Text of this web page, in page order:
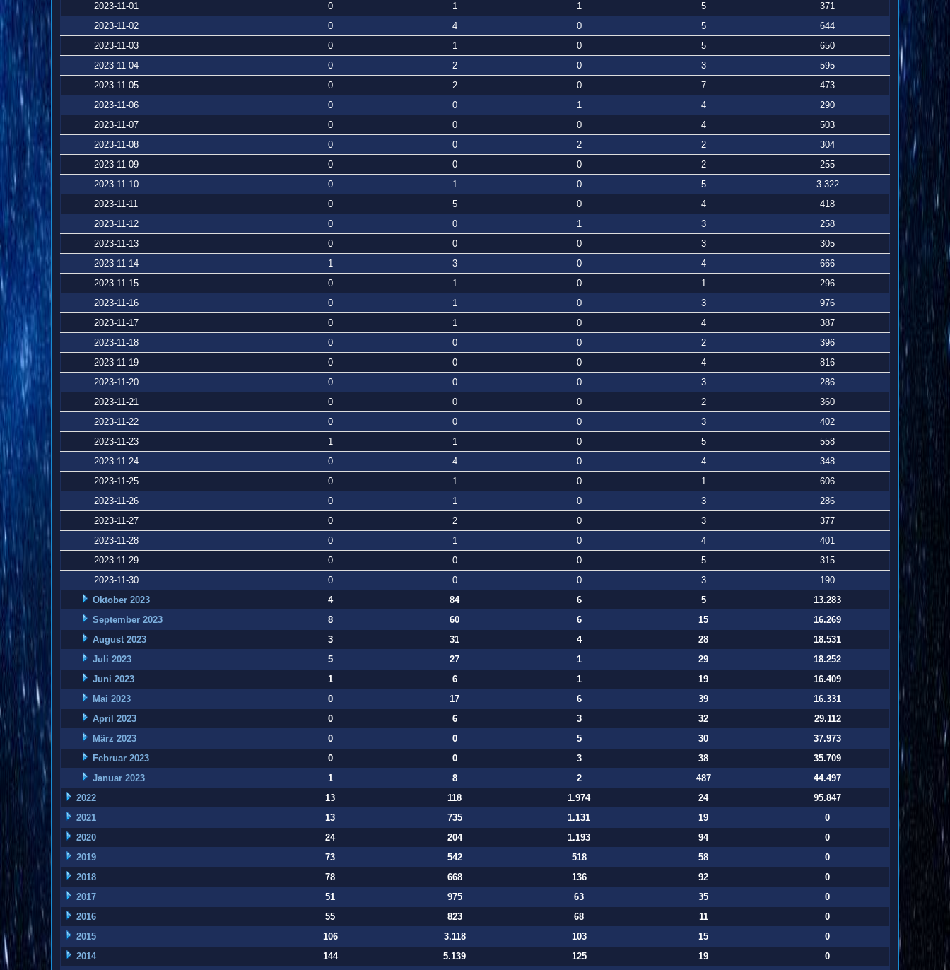
2023-11-01
0 1 1 5
371
2023-11-02
0 4 0 5
644
2023-11-03
0 1 0 5
650
2023-11-04
0 2 0 3
595
2023-11-05
0 2 0 7
473
2023-11-06
0 0 1 4
290
2023-11-07
0 0 0 4
503
2023-11-08
0 0 2 2
304
2023-11-09
0 0 0 2
255
2023-11-10
0 1 0 5
3.322
2023-11-11
0 5 0 4
418
2023-11-12
0 0 1 3
258
2023-11-13
0 0 0 3
305
2023-11-14
1 3 0 4
666
2023-11-15
0 1 0 1
296
2023-11-16
0 1 0 3
976
2023-11-17
0 1 0 4
387
2023-11-18
0 0 0 2
396
2023-11-19
0 0 0 4
816
2023-11-20
0 0 0 3
286
2023-11-21
0 0 0 2
360
2023-11-22
0 0 0 3
402
2023-11-23
1 1 0 5
558
2023-11-24
0 4 0 4
348
2023-11-25
0 1 0 1
606
2023-11-26
0 1 0 3
286
2023-11-27
0 2 0 3
377
2023-11-28
0 1 0 4
401
2023-11-29
0 0 0 5
315
2023-11-30
0 0 0 3
190
Oktober 2023
4 84 6 5
13.283
September 2023
8 60 6 15
16.269
August 2023
3 31 4 28
18.531
Juli 2023
5 27 1 29
18.252
Juni 2023
1 6 1 19
16.409
Mai 2023
0 17 6 39
16.331
April 2023
0 6 3 32
29.112
März 2023
0 0 5 30
37.973
Februar 2023
0 0 3 38
35.709
Januar 2023
1 8 2 487
44.497
2022
13 118 1.974 24
95.847
2021
13 735 1.131 19
0
2020
24 204 1.193 94
0
2019
73 542 518 58
0
2018
78 668 136 92
0
2017
51 975 63 35
0
2016
55 823 68 11
0
2015
106 3.118 103 15
0
2014
144 5.139 125 19 0